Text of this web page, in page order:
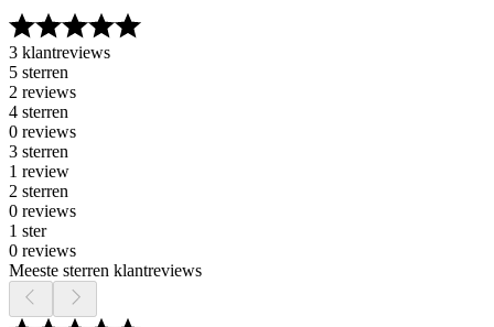
3 klantreviews
5 sterren
2 reviews
4 sterren
0 reviews
3 sterren
1 review
2 sterren
0 reviews
1 ster
0 reviews
Meeste sterren klantreviews